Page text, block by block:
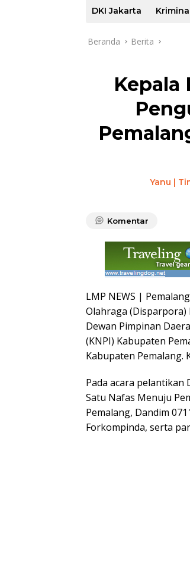
DKI Jakarta
Beranda Berita
Kepala
Yanu |
Komentar
LMP NEWS |
Olahraga (Disparpora)
Dewan Pimpinan
(KNPI) Kabupaten
Kabupaten Pemalang.
Pada acara pelantikan
Satu Nafas Menuju
Pemalang, Dandim
Forkompinda, serta